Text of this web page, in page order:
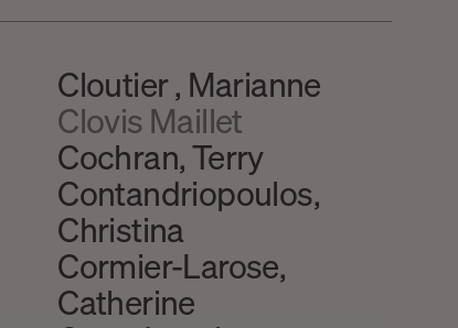
Cloutier , Marianne
Clovis Maillet
Cochran, Terry
Contandriopoulos,
Christina
Cormier-Larose,
Catherine